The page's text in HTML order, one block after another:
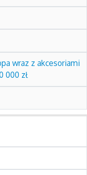
wraz z akcesoriami
000 zł